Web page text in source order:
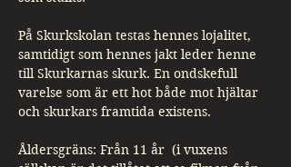
På Skurkskolan testas hennes lojalitet,
samtidigt som hennes jakt leder henne
till Skurkarnas skurk. En ondskefull
varelse som är ett hot både mot hjältar
och skurkars framtida existens.
Åldersgräns: Från 11 år  (i vuxens